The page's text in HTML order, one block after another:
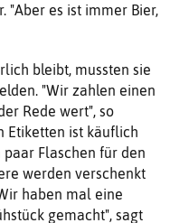
"Aber es ist immer Bier,
bleibt, mussten sie
"Wir zahlen einen
Rede wert", so
Etiketten ist käuflich
Flaschen für den
werden verschenkt
haben mal eine
gemacht", sagt